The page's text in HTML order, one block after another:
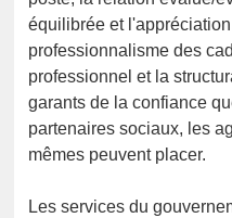
équilibrée et
professionnalisme des
professionnel et la
garants de la confiance
partenaires sociaux, les
mêmes peuvent placer.
Les services du